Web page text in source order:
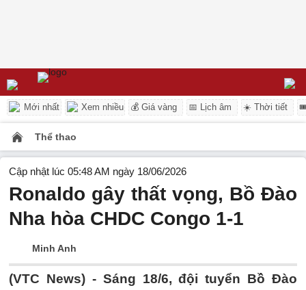
Mới nhất Xem nhiều 💰 Giá vàng 📅 Lịch âm ☀️ Thời tiết
Thể thao
Cập nhật lúc 05:48 AM ngày 18/06/2026
Ronaldo gây thất vọng, Bồ Đào
Nha hòa CHDC Congo 1-1
Minh Anh
(VTC News) - Sáng 18/6, đội tuyển Bồ Đào